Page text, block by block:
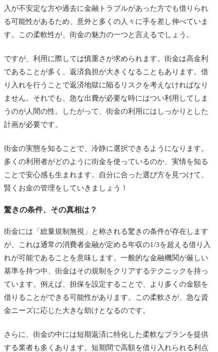
入が不安定な方や過去に金融トラブルがあった方でも借りられ
る可能性があるため、意外と多くの人々に手を差し伸べていま
す。この柔軟性が、街金の魅力の一つと言えるでしょう。
ですが、利用に際しては慎重さが求められます。街金は高金利
であることが多く、返済負担が大きくなることもあります。借
り入れを行うことで返済地獄に陥るリスクを考えなければなり
ません。それでも、急な出費が必要な時にはつい利用してしま
うのが人間の性。したがって、街金の利用にはしっかりとした
計画が必要です。
街金の実態を知ることで、冷静に選択できるようになります。
多くの利用者がどのように街金を使っているのか、実情を知る
ことで安心感も生まれます。自分に合った選び方を見つけて、
賢くお金の管理をしていきましょう！
驚きの条件、その真相は？
街金には「総量規制無視」と称される驚きの条件が存在します
が、これは通常の消費者金融が定める年収の1/3を超える借り入
れが可能であることを意味します。一般的な金融機関が厳しい
基準を持つ中、街金はその規制をクリアするテクニックを持っ
ています。例えば、担保を設定することで、より多くの金額を
借りることができる可能性があります。この柔軟さが、急な資
金ニーズに応じた大きな助けとなるのです。
さらに、街金の中には短期返済に特化した柔軟なプランを提供
する業者も多くあります。短期間で高額を借り入れられる利点